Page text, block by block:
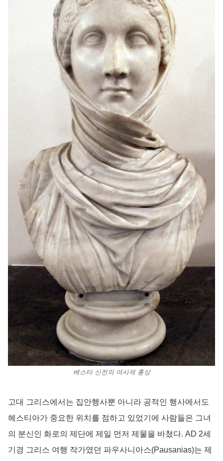
베스타 신전의 여사제 흉상
고대 그리스에서는 집안행사뿐 아니라 공적인 행사에서도
헤스티아가 중요한 위치를 점하고 있었기에 사람들은 그녀
의 분신인 화로의 제단에 제일 먼저 제물을 바쳤다. AD 2세
기경 그리스 여행 작가였던 파우사니아스(Pausanias)는 제